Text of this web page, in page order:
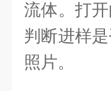
流体。打
判断进样
照片。